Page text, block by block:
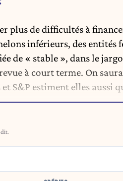
plus de difficultés à
inférieurs, des entités
de « stable », dans le
à court terme. On
S&P estiment elles aussi